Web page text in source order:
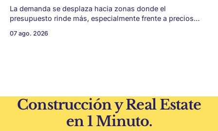
La demanda se desplaza hacia zonas donde el
presupuesto rinde más, especialmente frente a precios
Conurbano vuelve a ganar protagonismo en el mapa
07 ago. 2026
Construcción y Real Estate
en 1 Minuto.